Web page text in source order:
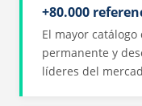
+80.000
El mayor
permanente y
líderes del